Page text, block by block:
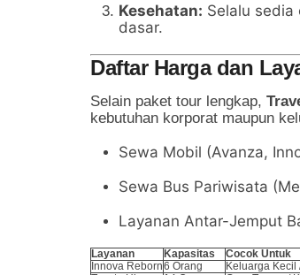
Kesehatan: Selalu
dasar.
Daftar Harga dan
Selain paket tour lengkap,
kebutuhan korporat maupun
Sewa Mobil (Avanza,
Sewa Bus Pariwisata
Layanan Antar-Jemput
Layanan Kapasitas
Cocok Untuk
Innova Reborn6 Orang
Keluarga Kecil